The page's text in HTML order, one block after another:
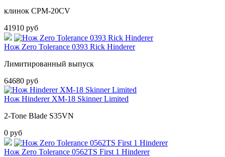
клинок CPM-20CV
41910 руб
Нож Zero Tolerance 0393 Rick Hinderer
Лимитированный выпуск
64680 руб
Нож Hinderer XM-18 Skinner Limited
2-Tone Blade S35VN
0 руб
Нож Zero Tolerance 0562TS First 1 Hinderer